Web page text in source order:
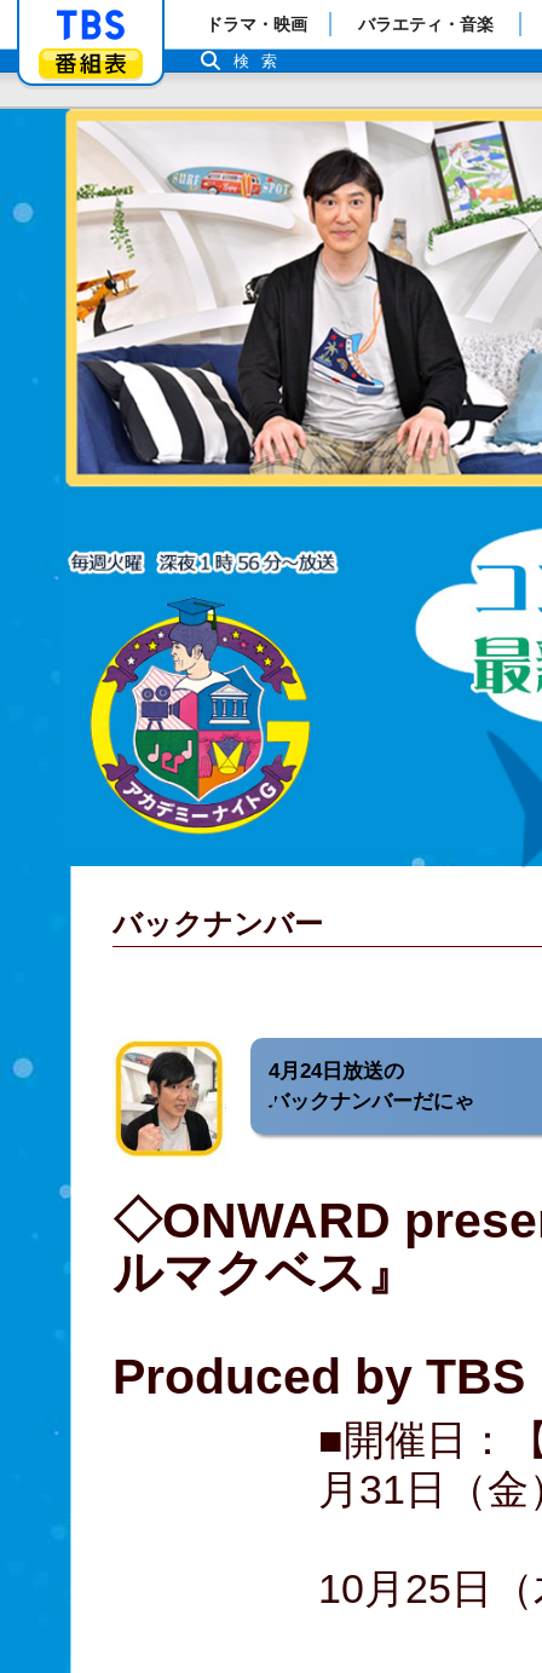
「TBSテレビ」トップページ
番組表
ドラマ・映画 バラエティ・音楽
検索
バックナンバー
4月24日放送の
バックナンバーだにゃ
◇ONWARD
ルマクベス』
Produced by TBS
■開催日：
月31日（金
10月25日